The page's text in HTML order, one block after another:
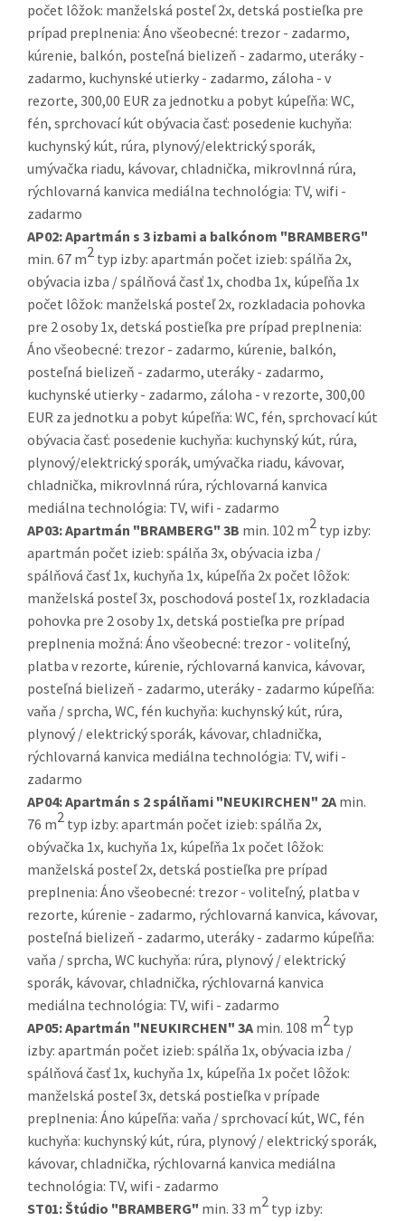
počet lôžok: manželská posteľ 2x, detská postieľka pre
prípad preplnenia: Áno všeobecné: trezor - zadarmo,
kúrenie, balkón, posteľná bielizeň - zadarmo, uteráky -
zadarmo, kuchynské utierky - zadarmo, záloha - v
rezorte, 300,00 EUR za jednotku a pobyt kúpeľňa: WC,
fén, sprchovací kút obývacia časť: posedenie kuchyňa:
kuchynský kút, rúra, plynový/elektrický sporák,
umývačka riadu, kávovar, chladnička, mikrovlnná rúra,
rýchlovarná kanvica mediálna technológia: TV, wifi -
zadarmo
AP02:Apartmán s 3 izbami a balkónom "BRAMBERG"
min. 67 m2 typ izby: apartmán počet izieb: spálňa 2x,
obývacia izba / spálňová časť 1x, chodba 1x, kúpeľňa 1x
počet lôžok: manželská posteľ 2x, rozkladacia pohovka
pre 2 osoby 1x, detská postieľka pre prípad preplnenia:
Áno všeobecné: trezor - zadarmo, kúrenie, balkón,
posteľná bielizeň - zadarmo, uteráky - zadarmo,
kuchynské utierky - zadarmo, záloha - v rezorte, 300,00
EUR za jednotku a pobyt kúpeľňa: WC, fén, sprchovací kút
obývacia časť: posedenie kuchyňa: kuchynský kút, rúra,
plynový/elektrický sporák, umývačka riadu, kávovar,
chladnička, mikrovlnná rúra, rýchlovarná kanvica
mediálna technológia: TV, wifi - zadarmo
AP03:Apartmán "BRAMBERG" 3B min. 102 m2 typ izby:
apartmán počet izieb: spálňa 3x, obývacia izba /
spálňová časť 1x, kuchyňa 1x, kúpeľňa 2x počet lôžok:
manželská posteľ 3x, poschodová posteľ 1x, rozkladacia
pohovka pre 2 osoby 1x, detská postieľka pre prípad
preplnenia možná: Áno všeobecné: trezor - voliteľný,
platba v rezorte, kúrenie, rýchlovarná kanvica, kávovar,
posteľná bielizeň - zadarmo, uteráky - zadarmo kúpeľňa:
vaňa / sprcha, WC, fén kuchyňa: kuchynský kút, rúra,
plynový / elektrický sporák, kávovar, chladnička,
rýchlovarná kanvica mediálna technológia: TV, wifi -
zadarmo
AP04:Apartmán s 2 spálňami "NEUKIRCHEN" 2A min.
76 m2 typ izby: apartmán počet izieb: spálňa 2x,
obývačka 1x, kuchyňa 1x, kúpeľňa 1x počet lôžok:
manželská posteľ 2x, detská postieľka pre prípad
preplnenia: Áno všeobecné: trezor - voliteľný, platba v
rezorte, kúrenie - zadarmo, rýchlovarná kanvica, kávovar,
posteľná bielizeň - zadarmo, uteráky - zadarmo kúpeľňa:
vaňa / sprcha, WC kuchyňa: rúra, plynový / elektrický
sporák, kávovar, chladnička, rýchlovarná kanvica
mediálna technológia: TV, wifi - zadarmo
AP05:Apartmán "NEUKIRCHEN" 3A min. 108 m2 typ
izby: apartmán počet izieb: spálňa 1x, obývacia izba /
spálňová časť 1x, kuchyňa 1x, kúpeľňa 1x počet lôžok:
manželská posteľ 3x, detská postieľka v prípade
preplnenia: Áno kúpeľňa: vaňa / sprchovací kút, WC, fén
kuchyňa: kuchynský kút, rúra, plynový / elektrický sporák,
kávovar, chladnička, rýchlovarná kanvica mediálna
technológia: TV, wifi - zadarmo
ST01:Štúdio "BRAMBERG" min. 33 m2 typ izby: